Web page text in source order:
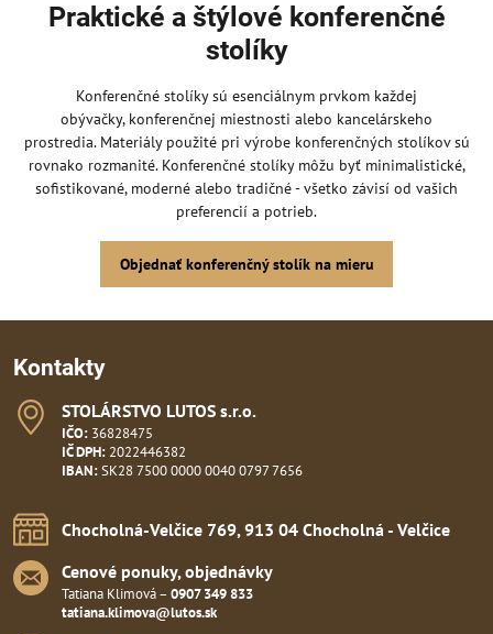
Praktické a štýlové konferenčné
stolíky
Konferenčné stolíky sú esenciálnym prvkom každej
obývačky, konferenčnej miestnosti alebo kancelárskeho
prostredia. Materiály použité pri výrobe konferenčných stolíkov sú
rovnako rozmanité. Konferenčné stolíky môžu byť minimalistické,
sofistikované, moderné alebo tradičné - všetko závisí od vašich
preferencií a potrieb.
Objednať konferenčný stolík na mieru
Kontakty
STOLÁRSTVO LUTOS s​.r​.o​.
IČO: 36828475
IČ DPH: 2022446382
IBAN:SK28 7500 0000 0040 0797 7656
Chocholná-Velčice 769, 913 04 Chocholná - Velčice
Cenové ponuky, objednávky
Tatiana Klimová – 0907 349 833
tatiana.klimova@lutos.sk